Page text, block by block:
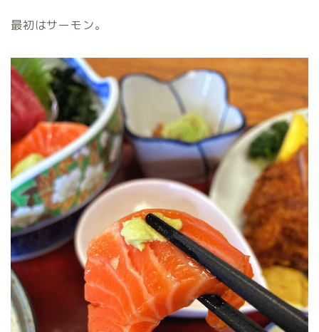
最初はサーモン。